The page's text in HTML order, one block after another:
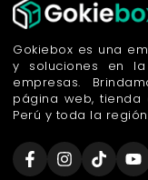
Gokiebox es una
y soluciones en
empresas.
página web, tienda
Perú y toda la